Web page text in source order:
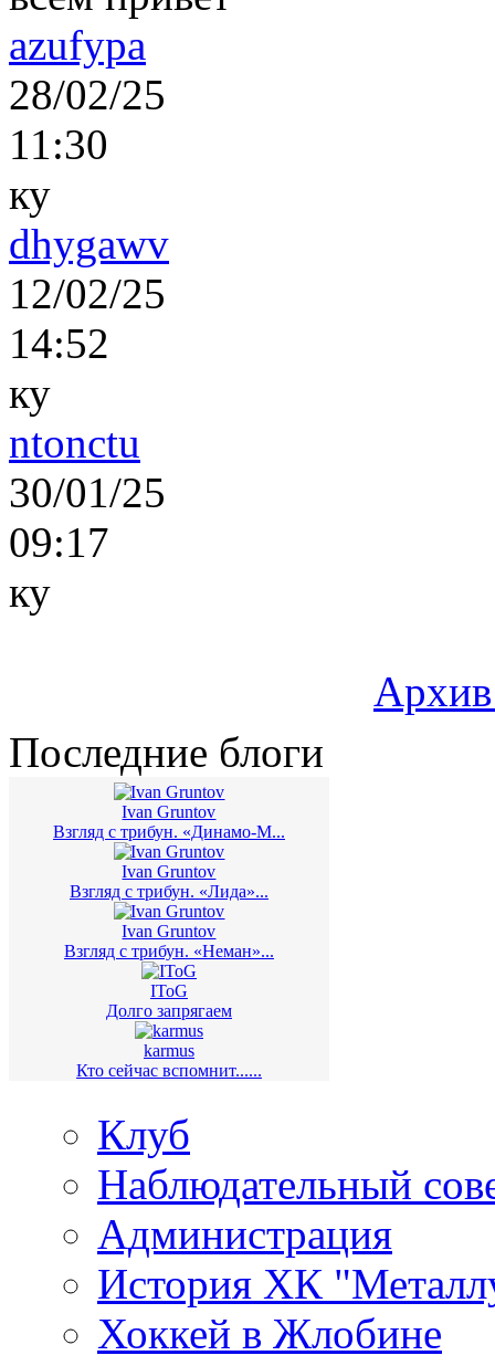
azufypa
28/02/25
11:30
ку
dhygawv
12/02/25
14:52
ку
ntonctu
30/01/25
09:17
ку
Последние блоги
Ivan Gruntov
Взгляд с трибун. «Динамо-М...
Ivan Gruntov
Взгляд с трибун. «Лида»...
Ivan Gruntov
Взгляд с трибун. «Неман»...
IToG
Долго запрягаем
karmus
Кто сейчас вспомнит......
Клуб
Наблюдательный
Администрация
История ХК
Хоккей в Жлобине